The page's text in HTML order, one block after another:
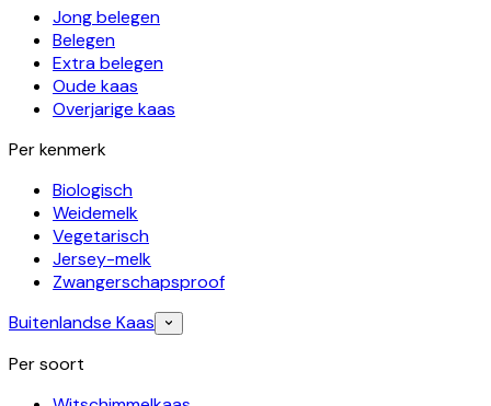
Jong belegen
Belegen
Extra belegen
Oude kaas
Overjarige kaas
Per kenmerk
Biologisch
Weidemelk
Vegetarisch
Jersey-melk
Zwangerschapsproof
Buitenlandse Kaas
Per soort